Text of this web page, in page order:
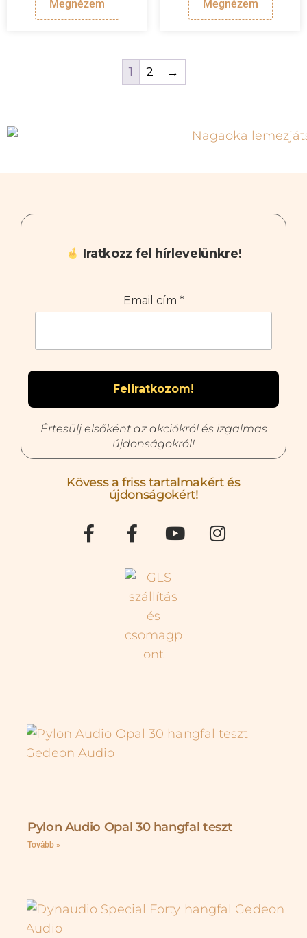
Megnézem Megnézem
1 2 →
Iratkozz fel hírlevelünkre!
Email cím *
Értesülj elsőként az akciókról és izgalmas
újdonságokról!
Kövess a friss tartalmakért és
újdonságokért!
Pylon Audio Opal 30 hangfal teszt
Tovább »